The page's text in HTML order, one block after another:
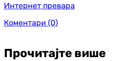
Интернет превара
Коментари (0)
Прочитајте више